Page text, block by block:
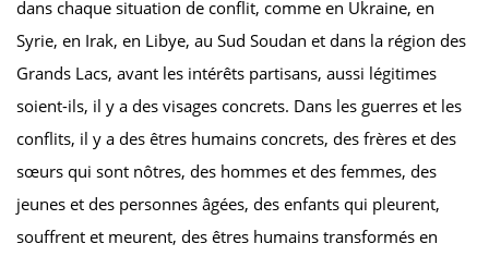
dans chaque situation de conflit, comme en Ukraine, en
Syrie, en Irak, en Libye, au Sud Soudan et dans la région des
Grands Lacs, avant les intérêts partisans, aussi légitimes
soient-ils, il y a des visages concrets. Dans les guerres et les
conflits, il y a des êtres humains concrets, des frères et des
sœurs qui sont nôtres, des hommes et des femmes, des
jeunes et des personnes âgées, des enfants qui pleurent,
souffrent et meurent, des êtres humains transformés en